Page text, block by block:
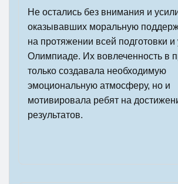
Не остались без внимания и
оказывавших моральную
на протяжении всей подготовки и
Олимпиаде. Их вовлеченность в
только создавала необходимую
эмоциональную атмосферу, но и
мотивировала ребят на
результатов.